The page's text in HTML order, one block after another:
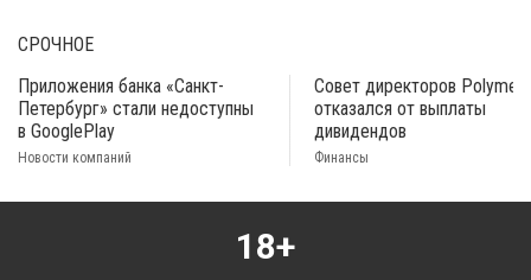
СРОЧНОЕ
Приложения банка «Санкт-
Петербург» стали недоступны
в GooglePlay
Новости компаний
Совет директоров
отказался от выплаты
дивидендов
Финансы
18+